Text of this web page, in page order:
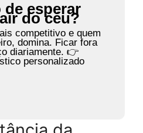
de esperar
do céu?
competitivo e quem
domina. Ficar fora
diariamente. 👉
personalizado